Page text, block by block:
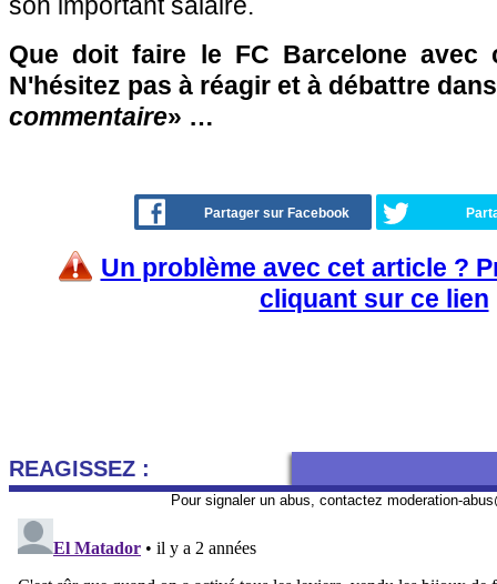
Que doit faire le FC Barcelone
N'hésitez pas à réagir et à débattre
commentaire» …
Partager sur Facebook
Un problème avec cet article ?
cliquant sur ce lien
REAGISSEZ :
Pour signaler un abus, contactez moderation-